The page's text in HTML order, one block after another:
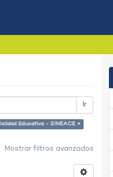
Ir
Educativa - SINEACE ×
Mostrar filtros avanzados